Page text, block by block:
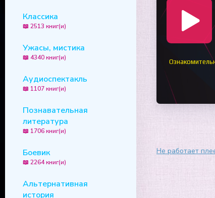
Классика
📖 2513 книг(и)
Ужасы, мистика
📖 4340 книг(и)
Аудиоспектакль
📖 1107 книг(и)
Познавательная
литература
📖 1706 книг(и)
Боевик
📖 2264 книг(и)
Альтернативная
история
Не работает